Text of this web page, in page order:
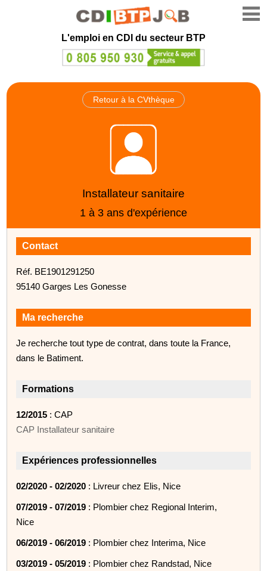
L'emploi en CDI du secteur BTP
Retour à la CVthèque
Installateur sanitaire
1 à 3 ans d'expérience
Contact
Réf. BE1901291250
95140 Garges Les Gonesse
Ma recherche
Je recherche tout type de contrat, dans toute la France,
dans le Batiment.
Formations
12/2015 : CAP
CAP Installateur sanitaire
Expériences professionnelles
02/2020 - 02/2020 : Livreur chez Elis, Nice
07/2019 - 07/2019 : Plombier chez Regional Interim,
Nice
06/2019 - 06/2019 : Plombier chez Interima, Nice
03/2019 - 05/2019 : Plombier chez Randstad, Nice